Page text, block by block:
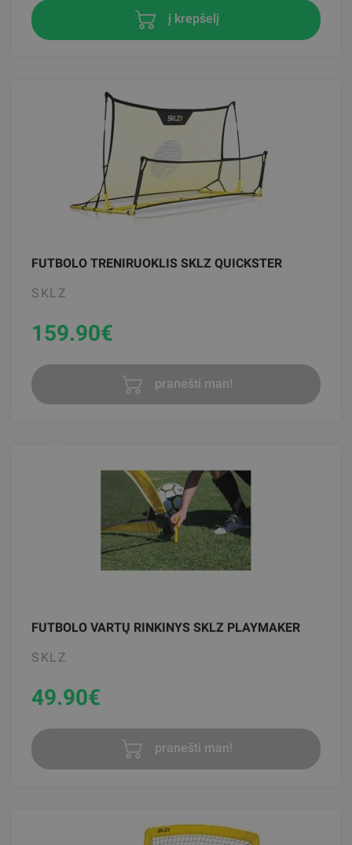
į krepšelį
FUTBOLO TRENIRUOKLIS SKLZ QUICKSTER
SKLZ
159.90€
pranešti man!
FUTBOLO VARTŲ RINKINYS SKLZ PLAYMAKER
SKLZ
49.90€
pranešti man!